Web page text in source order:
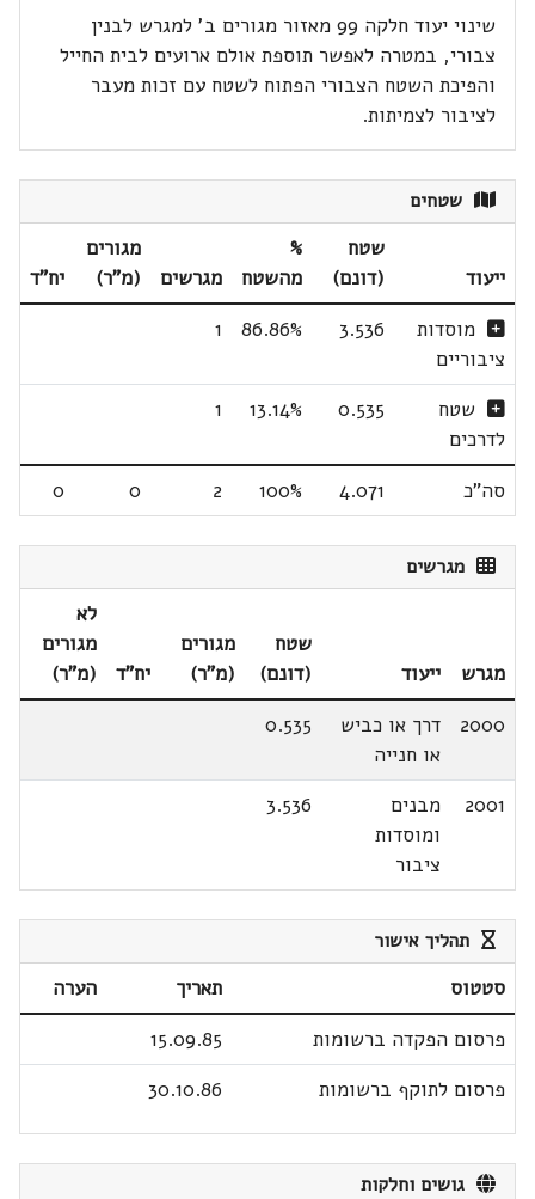
שינוי יעוד חלקה 99 מאזור מגורים ב' למגרש לבנין
צבורי, במטרה לאפשר תוספת אולם ארועים לבית החייל
והפיכת השטח הצבורי הפתוח לשטח עם זכות מעבר
לציבור לצמיתות.
שטחים
ייעוד
שטח
(דונם)
%
מהשטח
מגרשים
מגורים
(מ"ר)
יח"ד
מוסדות
ציבוריים
3.536
86.86%
1
שטח
לדרכים
0.535
13.14%
1
סה"כ 4.071
100%
2
0
0
מגרשים
מגרש ייעוד
שטח
(דונם)
מגורים
(מ"ר)
יח"ד
לא
מגורים
(מ"ר)
2000
דרך או כביש
או חנייה
0.535
2001
מבנים
ומוסדות
ציבור
3.536
תהליך אישור
סטטוס תאריך
הערה
פרסום הפקדה ברשומות
15.09.85
פרסום לתוקף ברשומות
30.10.86
גושים וחלקות